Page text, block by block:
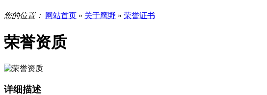
您的位置： 网站首页 » 关于鹰野 » 荣誉证书
荣誉资质
详细描述